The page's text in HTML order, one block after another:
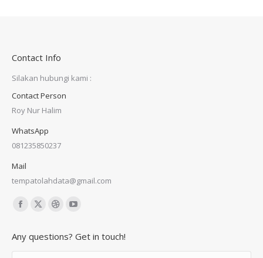
Contact Info
Silakan hubungi kami :
Contact Person
Roy Nur Halim
WhatsApp
081235850237
Mail
tempatolahdata@gmail.com
Find us on:
Facebook
opens
X
opens
Dribbble
opensopens
Any questions? Get in touch!